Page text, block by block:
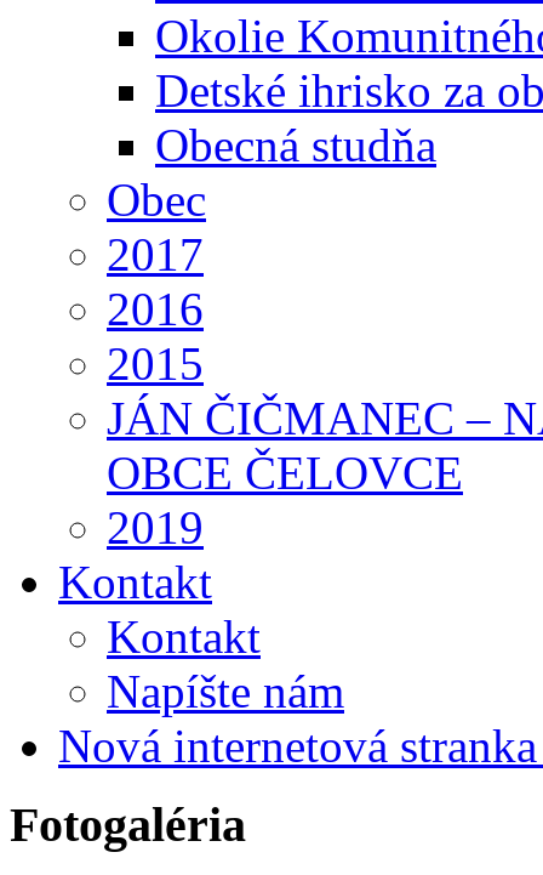
Okolie
Detské ihrisko za
Obecná studňa
Obec
2017
2016
2015
JÁN ČIČMANEC –
OBCE ČELOVCE
2019
Kontakt
Kontakt
Napíšte nám
Nová internetová
Fotogaléria